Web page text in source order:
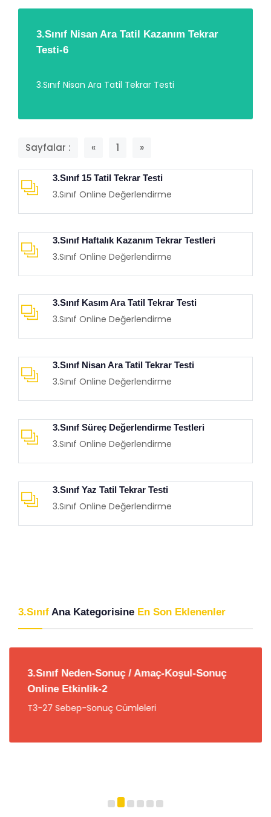
3.Sınıf Nisan Ara Tatil Kazanım Tekrar
Testi-6
3.Sınıf Nisan Ara Tatil Tekrar Testi
Sayfalar : « 1 »
3.Sınıf 15 Tatil Tekrar Testi
3.Sınıf Online Değerlendirme
3.Sınıf Haftalık Kazanım Tekrar Testleri
3.Sınıf Online Değerlendirme
3.Sınıf Kasım Ara Tatil Tekrar Testi
3.Sınıf Online Değerlendirme
3.Sınıf Nisan Ara Tatil Tekrar Testi
3.Sınıf Online Değerlendirme
3.Sınıf Süreç Değerlendirme Testleri
3.Sınıf Online Değerlendirme
3.Sınıf Yaz Tatil Tekrar Testi
3.Sınıf Online Değerlendirme
3.Sınıf Ana Kategorisine En Son Eklenenler
3.Sınıf Neden-Sonuç / Amaç-Koşul-Sonuç
Online Etkinlik-2
T3-27 Sebep-Sonuç Cümleleri